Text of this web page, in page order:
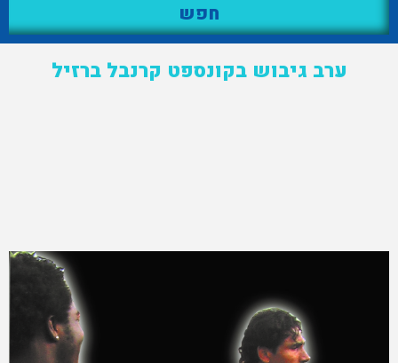
ערב גיבוש בקונספט קרנבל ברזיל